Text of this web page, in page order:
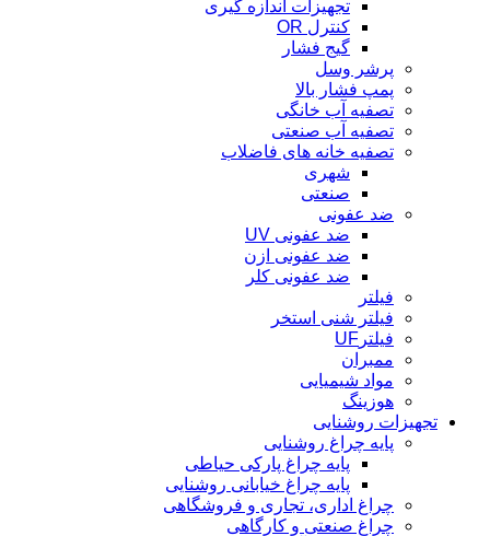
تجهیزات اندازه گیری
کنترل OR
گیج فشار
پرشر وسل
پمپ فشار بالا
تصفیه آب خانگی
تصفیه آب صنعتی
تصفیه خانه های فاضلاب
شهری
صنعتی
ضد عفونی
ضد عفونی UV
ضد عفونی ازن
ضد عفونی کلر
فیلتر
فیلتر شنی استخر
فیلترUF
ممبران
مواد شیمیایی
هوزینگ
تجهیزات روشنایی
پایه چراغ روشنایی
پایه چراغ پارکی حیاطی
پایه چراغ خیابانی روشنایی
چراغ اداری، تجاری و فروشگاهی
چراغ صنعتی و کارگاهی